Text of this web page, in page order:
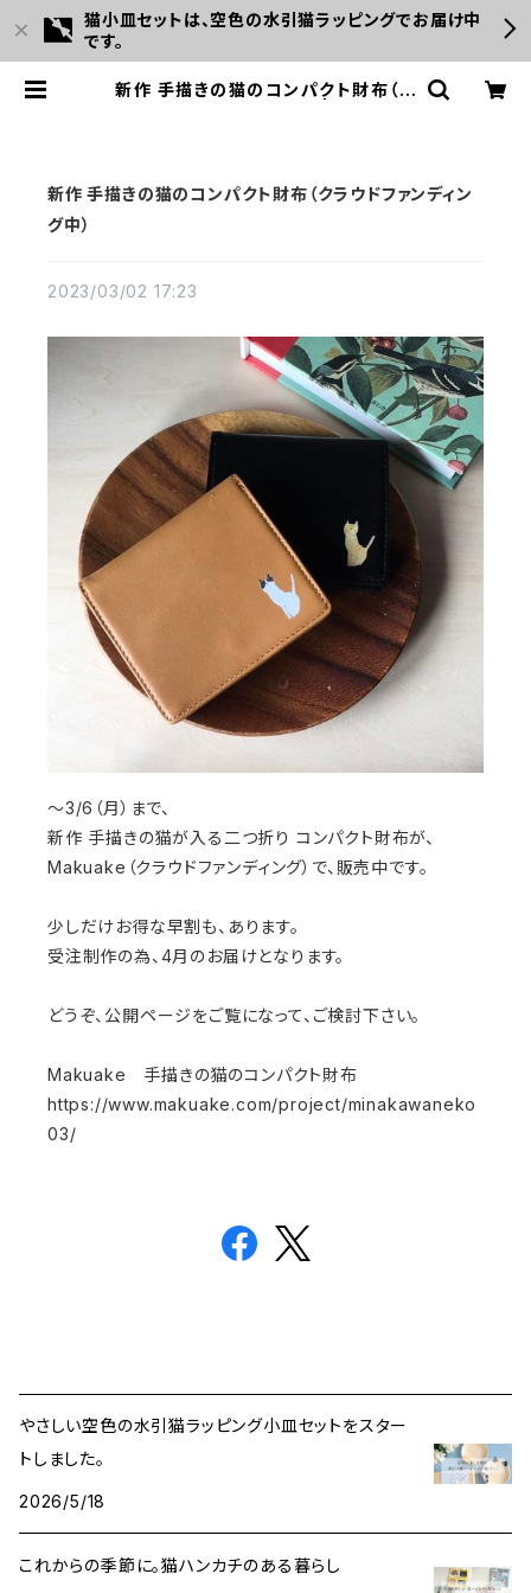
猫小皿セットは、空色の水引猫ラッピングでお届け中
です。
新作 手描きの猫のコンパクト財布（ク
新作 手描きの猫のコンパクト財布（クラウドファンディン
グ中）
2023/03/02 17:23
～3/6（月）まで、
新作 手描きの猫が入る二つ折り コンパクト財布が、
Makuake（クラウドファンディング）で、販売中です。
少しだけお得な早割も、あります。
受注制作の為、4月のお届けとなります。
どうぞ、公開ページをご覧になって、ご検討下さい。
Makuake 手描きの猫のコンパクト財布
https://www.makuake.com/project/minakawaneko
03/
やさしい空色の水引猫ラッピング小皿セットをスター
トしました。
2026/5/18
これからの季節に。猫ハンカチのある暮らし